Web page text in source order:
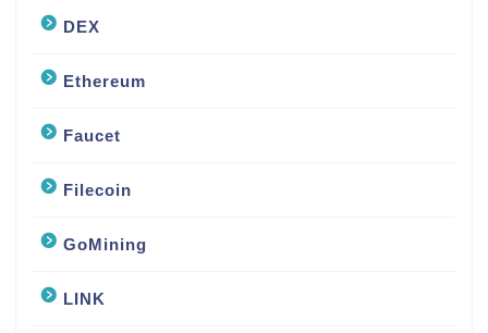
DEX
Ethereum
Faucet
Filecoin
GoMining
LINK